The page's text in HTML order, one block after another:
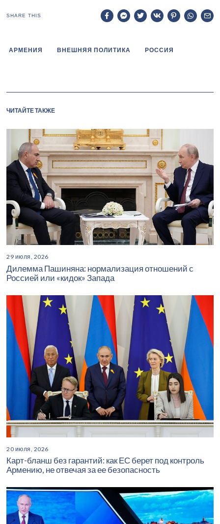
SHARE THIS
АРМЕНИЯ ВНЕШНЯЯ ПОЛИТИКА РОССИЯ
ЧИТАЙТЕ ТАКЖЕ
29 июля, 2026
Дилемма Пашиняна: нормализация отношений с
Россией или «кидок» Запада
20 июля, 2026
Карт-бланш без гарантий: как ЕС берет под контроль
Армению, не отвечая за ее безопасность